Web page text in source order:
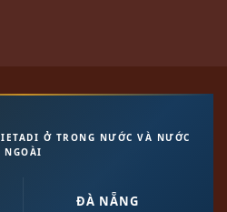
Ở TRONG NƯỚC VÀ NƯỚC
NGOÀI
ĐÀ NẴNG